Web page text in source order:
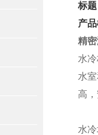
标
产
精
水
水
高
水